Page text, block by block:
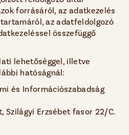
forrásáról, az adatkezelés
az adatfeldolgozó
összefüggő
lehetőséggel, illetve
hatóságnál:
és Információszabadság
Szilágyi Erzsébet fasor 22/C.